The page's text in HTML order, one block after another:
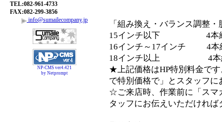
TEL:082-961-4733
FAX:082-299-3856
info@sumailecompany.jp
NP-CMS ver4.421
by Netprompt
「組み換え・バランス調整・
15インチ以下 4本組替
16インチ～17インチ 4本
18インチ以上 4本組替
★上記価格はHP特別料金で
で特別価格で」とスタッフに
☆ご来店時、作業前に「スマ
タッフにお伝えいただけれ